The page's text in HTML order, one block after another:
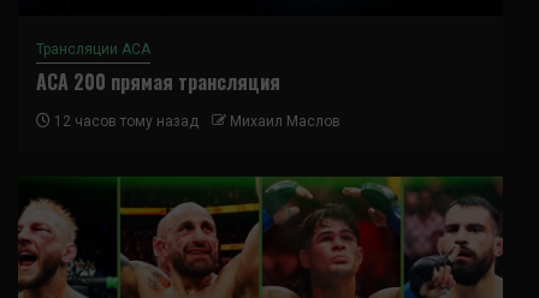
Трансляции ACA
ACA 200 прямая трансляция
12 часов тому назад Михаил Маслов